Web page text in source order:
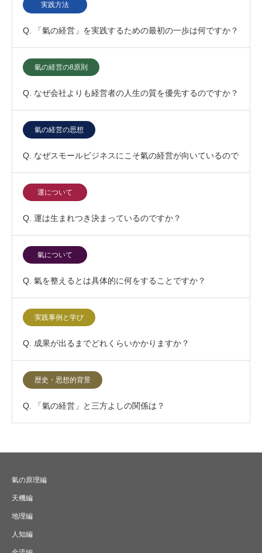
実践方法
Q. 「氣の経営」を実践するための最初の一歩は何ですか？
氣の経営の8原則
Q. なぜ会社よりも経営者の人生の質を優先するのですか？
氣の経営の思想
Q. なぜスモールビジネスにこそ氣の経営が向いているので
すか？運について
Q. 運は生まれつき決まっているのですか？
氣について
Q. 氣を整えるとは具体的に何をすることですか？
実践事例と学び
Q. 成果が出るまでどれくらいかかりますか？
歴史・思想的背景
Q. 「氣の経営」と三方よしの関係は？
氣の原理編
天機編
地理編
人知編